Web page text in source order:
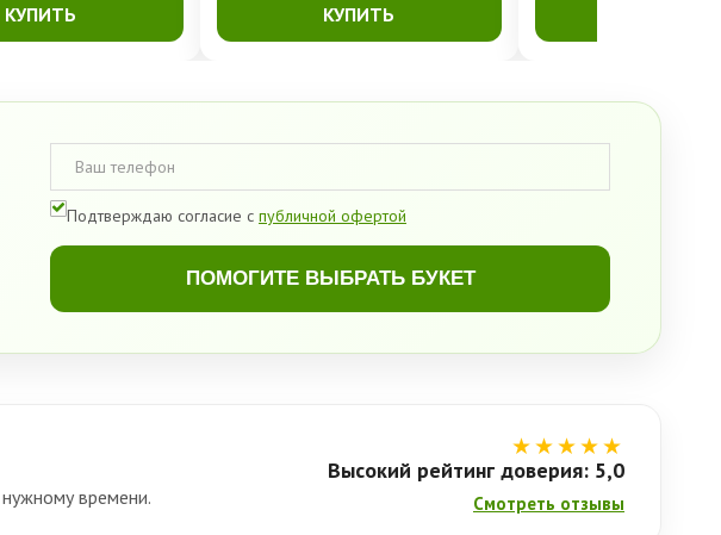
КУПИТЬ КУПИТЬ
Подтверждаю согласие с публичной офертой
ПОМОГИТЕ ВЫБРАТЬ БУКЕТ
времени.
★★★★★
Высокий рейтинг доверия: 5,0
Смотреть отзывы